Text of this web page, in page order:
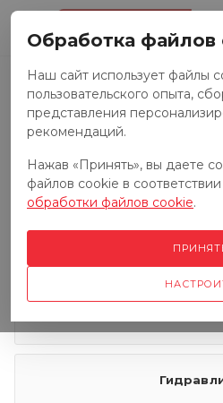
Запчасти к
Запчасти к
Обработка файлов
Наш сайт использует файлы
пользовательского опыта,
представления
рекомендаций.
Нажав «Принять», вы даете
файлов cookie в
обработки файлов cookie.